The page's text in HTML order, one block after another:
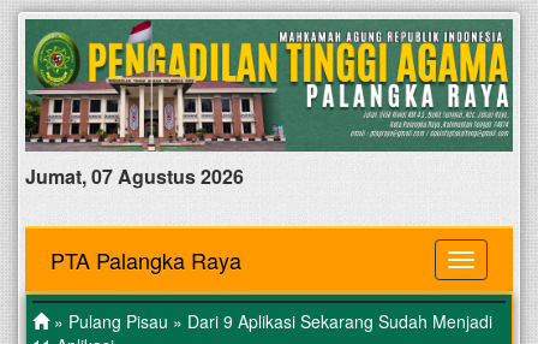
Jumat, 07 Agustus 2026
MENU
PTA Palangka Raya
» Pulang Pisau » Dari 9 Aplikasi Sekarang Sudah Menjadi